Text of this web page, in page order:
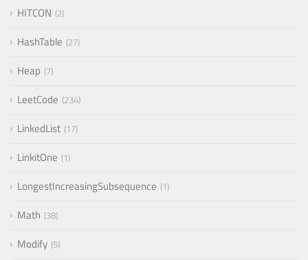
HITCON 2
HashTable 27
Heap 7
LeetCode 234
LinkedList 17
LinkitOne 1
LongestIncreasingSubsequence 1
Math 38
Modify 5